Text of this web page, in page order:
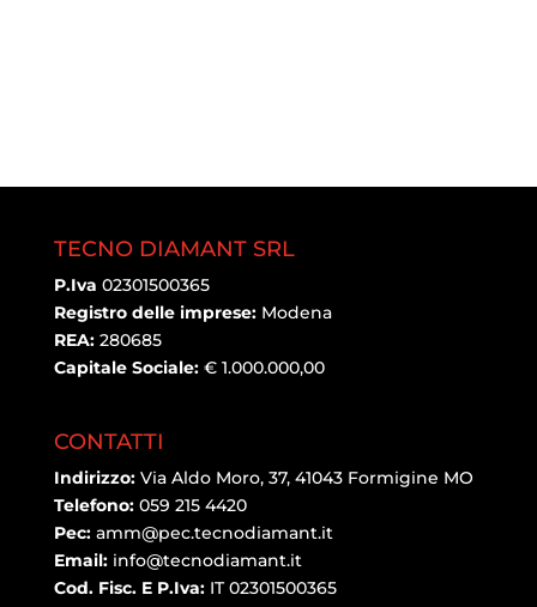
TECNO DIAMANT SRL
P.Iva 02301500365
Registro delle imprese:Modena
REA:280685
Capitale Sociale: € 1.000.000,00
CONTATTI
Indirizzo: Via Aldo Moro, 37, 41043 Formigine MO
Telefono: 059 215 4420
Pec: amm@pec.tecnodiamant.it
Email: info@tecnodiamant.it
Cod. Fisc. E P.Iva:IT 02301500365